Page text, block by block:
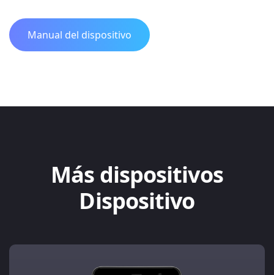
Manual del dispositivo
Más dispositivos
Dispositivo